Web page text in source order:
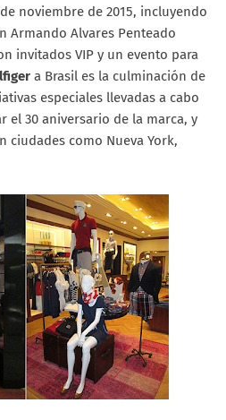
noviembre de 2015, incluyendo
Armando Alvares Penteado
invitados VIP y un evento para
a Brasil es la culminación de
especiales llevadas a cabo
el 30 aniversario de la marca, y
ciudades como Nueva York,